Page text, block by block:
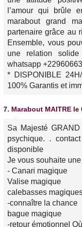
l’amour qui brûle
marabout grand
partenaire grâce au
Ensemble, vous
une relation
whatsapp
* DISPONIBLE
100% Garantis et
7. Marabout MAITRE le
Sa Majesté
psychique. .
disponible
Je vous souhaite
- Canari magique
Valise magique
calebasses
-connaître la chance
bague magique
-retour émotionnel